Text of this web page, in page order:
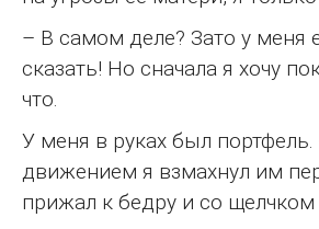
– В самом деле? Зато у меня
сказать! Но сначала я хочу
что.
У меня в руках был
движением я взмахнул им
прижал к бедру и со щелчком